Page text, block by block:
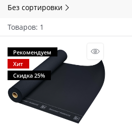
Без сортировки
Товаров: 1
Рекомендуем
Хит
Скидка 25%